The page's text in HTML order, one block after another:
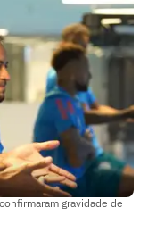
gravidade de